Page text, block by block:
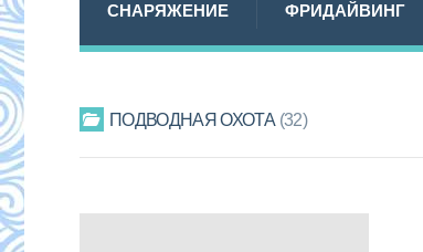
СНАРЯЖЕНИЕ ФРИДАЙВИНГ
ПОДВОДНАЯ ОХОТА 32